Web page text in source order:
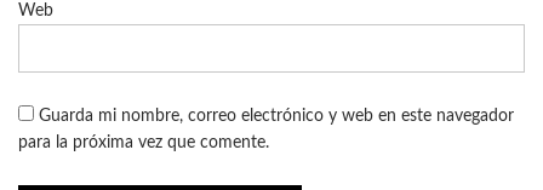
Web
Guarda mi nombre, correo electrónico y web en este navegador
para la próxima vez que comente.